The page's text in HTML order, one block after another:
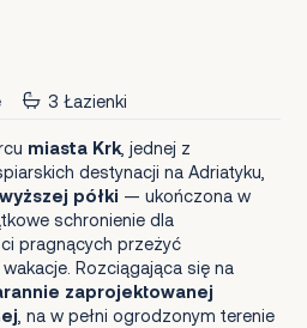
3 Łazienki
miasta Krk, jednej z
destynacji na Adriatyku,
półki — ukończona w
schronienie dla
pragnących przeżyć
Rozciągająca się na
zaprojektowanej
, na w pełni ogrodzonym terenie